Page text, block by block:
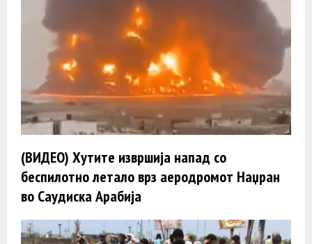
(ВИДЕО) Хутите извршија напад со
беспилотно летало врз аеродромот Наџран
во Саудиска Арабија